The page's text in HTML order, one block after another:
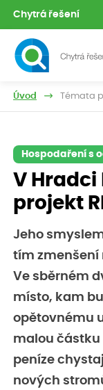
Chytrá řešení
Úvod Témata
Hospodaření s
V
projekt
Jeho
tím zmenšení
Ve sběrném
místo, kam
opětovnému
malou částku
peníze
nových